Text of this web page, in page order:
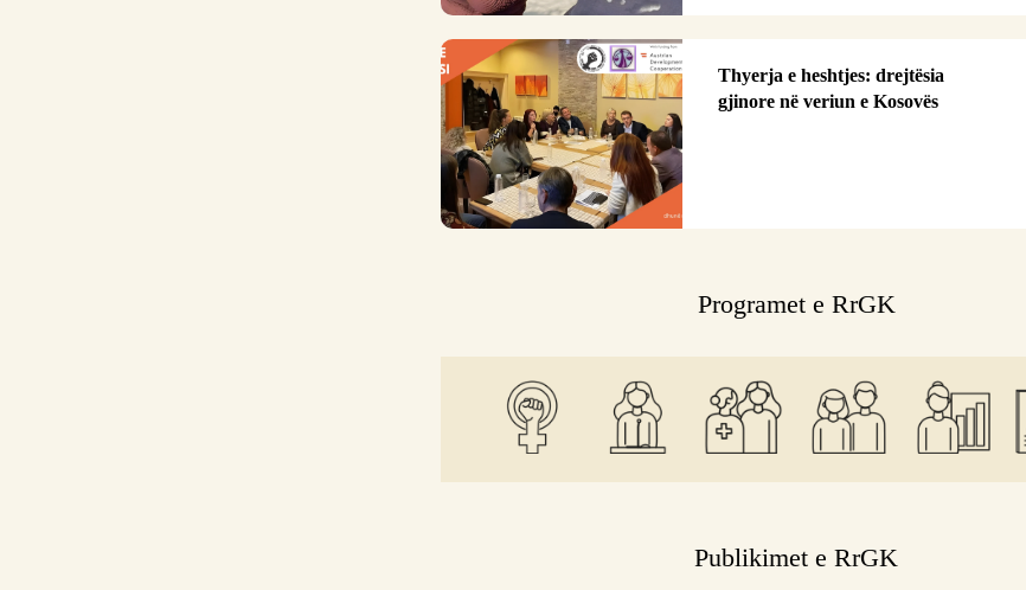
Thyerja e heshtjes: drejtësia
gjinore në veriun e Kosovës
Programet e RrGK
Publikimet e RrGK